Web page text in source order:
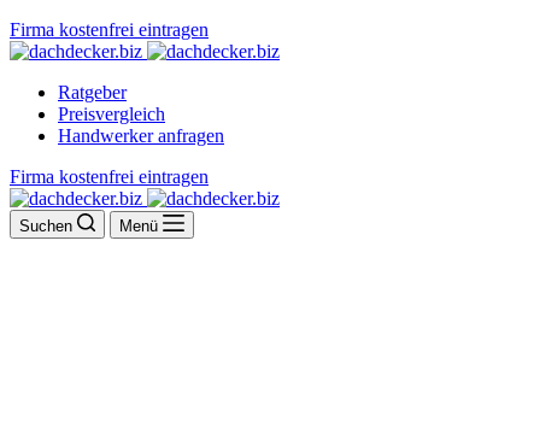
Firma kostenfrei eintragen
Ratgeber
Preisvergleich
Handwerker anfragen
Firma kostenfrei eintragen
Suchen Menü